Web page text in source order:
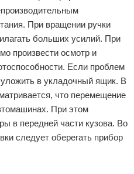
При вращении ручки
больших усилий. При
произвести осмотр и
Если проблем
в укладочный ящик. В
что перемещение
При этом
в передней части кузова. Во
следует оберегать прибор